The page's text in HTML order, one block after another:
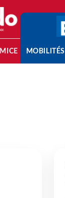
MICE MOBILITÉS